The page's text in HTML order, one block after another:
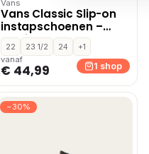
Vans
Vans Classic Slip-on
instapschoenen –
Multi
22 23 1/2 24
+1
vanaf
€ 44,99 1 shop
−30%